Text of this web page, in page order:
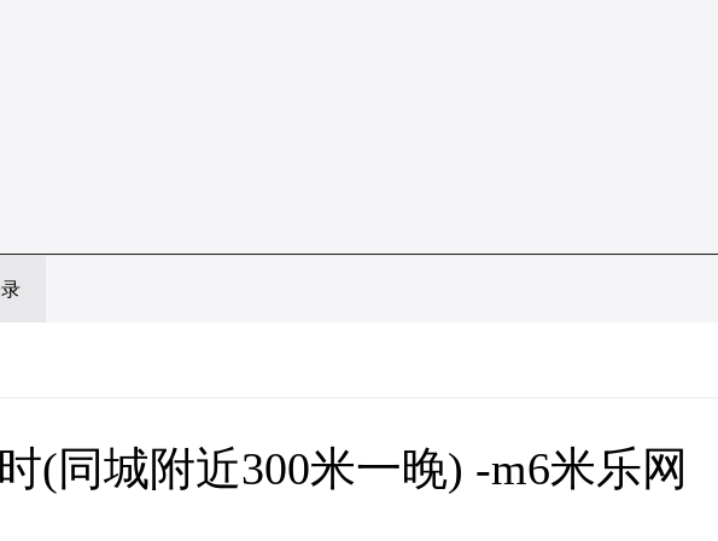
(同城附近300米一晚) -m6米乐网